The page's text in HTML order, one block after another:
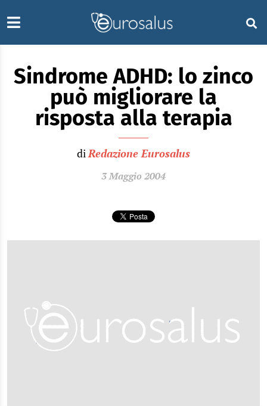
Sindrome ADHD: lo zinco
può migliorare la
risposta alla terapia
diRedazione Eurosalus
3 Maggio 2004